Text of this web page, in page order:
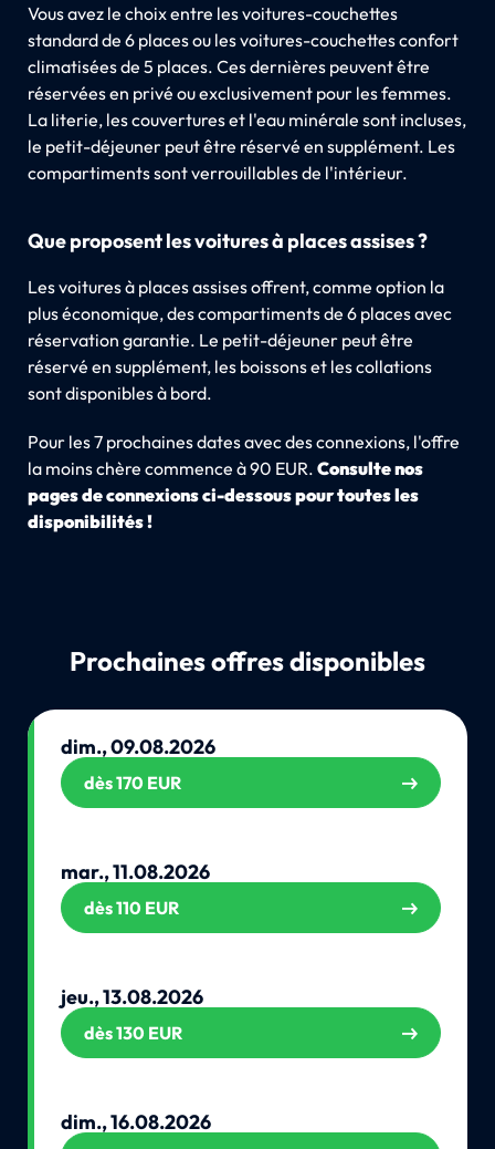
Vous avez le choix entre les voitures-couchettes
standard de 6 places ou les voitures-couchettes confort
climatisées de 5 places. Ces dernières peuvent être
réservées en privé ou exclusivement pour les femmes.
La literie, les couvertures et l'eau minérale sont incluses,
le petit-déjeuner peut être réservé en supplément. Les
compartiments sont verrouillables de l'intérieur.
Que proposent les voitures à places assises ?
Les voitures à places assises offrent, comme option la
plus économique, des compartiments de 6 places avec
réservation garantie. Le petit-déjeuner peut être
réservé en supplément, les boissons et les collations
sont disponibles à bord.
Pour les 7 prochaines dates avec des connexions, l'offre
la moins chère commence à 90 EUR. Consulte nos
pages de connexions ci-dessous pour toutes les
disponibilités !
Prochaines offres disponibles
dim., 09.08.2026
dès 170 EUR
mar., 11.08.2026
dès 110 EUR
jeu., 13.08.2026
dès 130 EUR
dim., 16.08.2026